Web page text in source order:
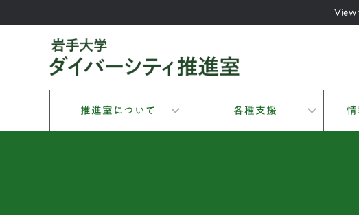
View
推進室について 各種支援 情